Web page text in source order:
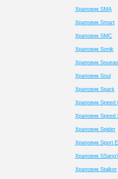
Храповик SMA
Храповик Smart
Храповик SMC
Храповик Sonik
Храповик
Храповик Soul
Храповик Spark
Храповик Speed
Храповик Speed
Храповик Spider
Храповик Sport
Храповик
Храповик Stalker